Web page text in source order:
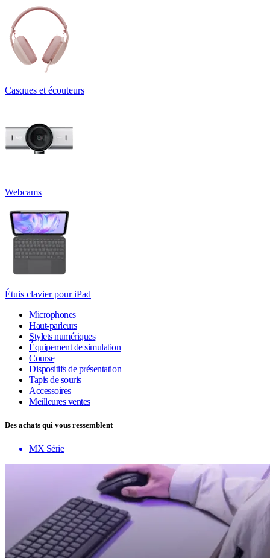
Casques et écouteurs
Webcams
Étuis clavier pour iPad
Microphones
Haut-parleurs
Stylets numériques
Équipement de simulation
Course
Dispositifs de présentation
Tapis de souris
Accessoires
Meilleures ventes
Des achats qui vous ressemblent
MX Série